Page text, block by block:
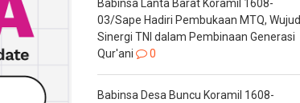
Babinsa Lanta Barat Koramil 1608-
03/Sape Hadiri Pembukaan MTQ, Wujud
Sinergi TNI dalam Pembinaan Generasi
Qur'ani
0
Babinsa Desa Buncu Koramil 1608-